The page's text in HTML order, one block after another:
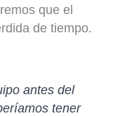
que el
de tiempo.
antes del
tener